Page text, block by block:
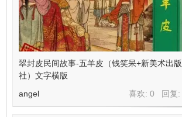
翠封皮民间故事-五羊皮（钱笑呆+新美术出版
社）文字横版
喜欢: 0 回复:
angel